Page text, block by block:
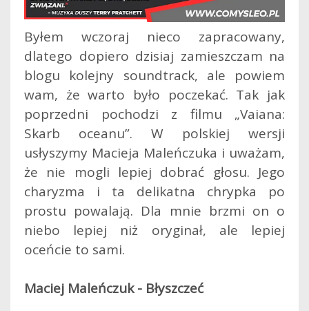
Byłem wczoraj nieco zapracowany,
dlatego dopiero dzisiaj zamieszczam na
blogu kolejny soundtrack, ale powiem
wam, że warto było poczekać. Tak jak
poprzedni pochodzi z filmu „Vaiana:
Skarb oceanu”. W polskiej wersji
usłyszymy Macieja Maleńczuka i uważam,
że nie mogli lepiej dobrać głosu. Jego
charyzma i ta delikatna chrypka po
prostu powalają. Dla mnie brzmi on o
niebo lepiej niż oryginał, ale lepiej
oceńcie to sami.
Maciej Maleńczuk - Błyszczeć